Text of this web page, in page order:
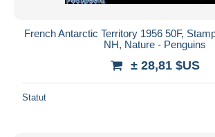
French Antarctic Territory 1956 50F,
NH, Nature - Penguins
± 28,81 $US
Statut